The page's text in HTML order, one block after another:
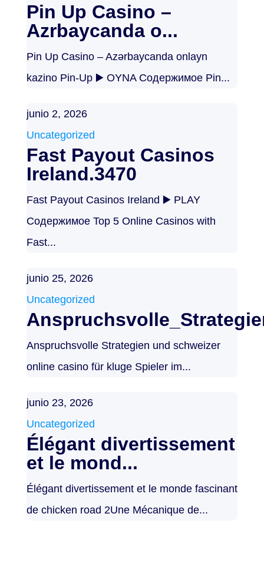
Pin Up Casino –
Azrbaycanda o...
Pin Up Casino – Azərbaycanda onlayn
kazino Pin-Up ▶️ OYNA Содержимое Pin...
junio 2, 2026
Uncategorized
Fast Payout Casinos
Ireland.3470
Fast Payout Casinos Ireland ▶️ PLAY
Содержимое Top 5 Online Casinos with
Fast...
junio 25, 2026
Uncategorized
Anspruchsvolle Strategien und schweizer
online casino für kluge Spieler im...
junio 23, 2026
Uncategorized
Élégant divertissement
et le mond...
Élégant divertissement et le monde fascinant
de chicken road 2Une Mécanique de...